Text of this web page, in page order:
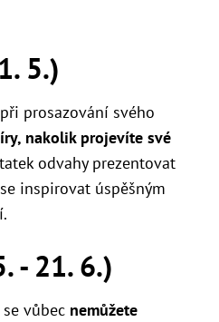
5.)
prosazování svého
nakolik projevíte své
odvahy prezentovat
inspirovat úspěšným
- 21. 6.)
vůbec nemůžete